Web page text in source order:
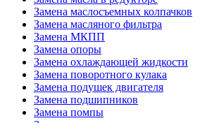
Замена маслосъемных колпачков
Замена масляного фильтра
Замена МКПП
Замена опоры
Замена охлаждающей жидкости
Замена поворотного кулака
Замена подушек двигателя
Замена подшипников
Замена помпы